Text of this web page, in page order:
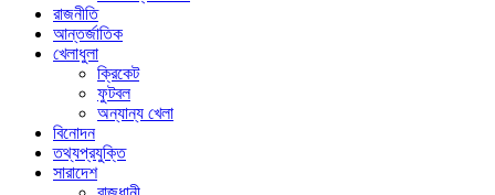
রাজনীতি
আন্তর্জাতিক
খেলাধুলা
ক্রিকেট
ফুটবল
অন্যান্য খেলা
বিনোদন
তথ্যপ্রযুক্তি
সারাদেশ